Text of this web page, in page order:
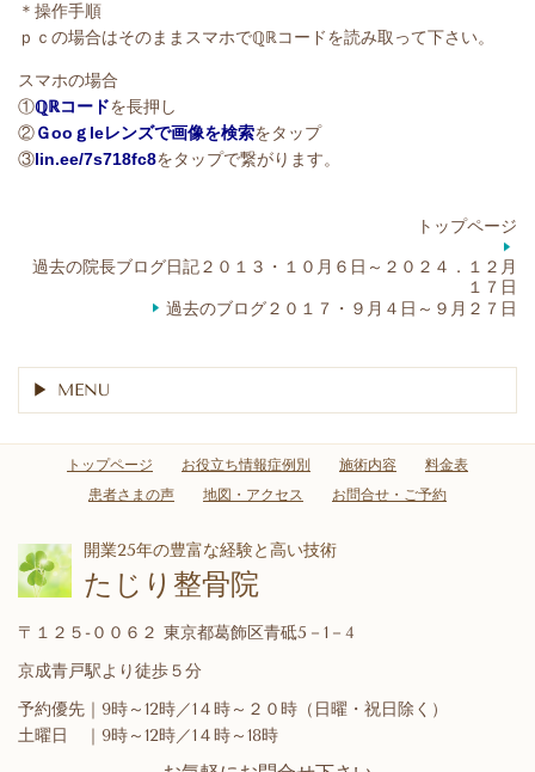
＊操作手順
ｐｃの場合はそのままスマホでℚℝコードを読み取って下さい。
スマホの場合
①ℚℝコードを長押し
②Ｇooｇleレンズで画像を検索をタップ
③lin.ee/7s718fc8をタップで繋がります。
トップページ
過去の院長ブログ日記２０１３・１０月６日～２０２４．１２月
１７日
過去のブログ２０１７・９月４日～９月２７日
MENU
トップページ お役立ち情報症例別 施術内容
料金表
患者さまの声
地図・アクセス お問合せ・ご予約
開業25年の豊富な経験と高い技術
たじり整骨院
〒１２５-００６２ 東京都葛飾区青砥5－1－4
京成青戸駅より徒歩５分
予約優先｜9時～12時／1４時～２０時（日曜・祝日除く）
土曜日 ｜9時～12時／1４時～18時